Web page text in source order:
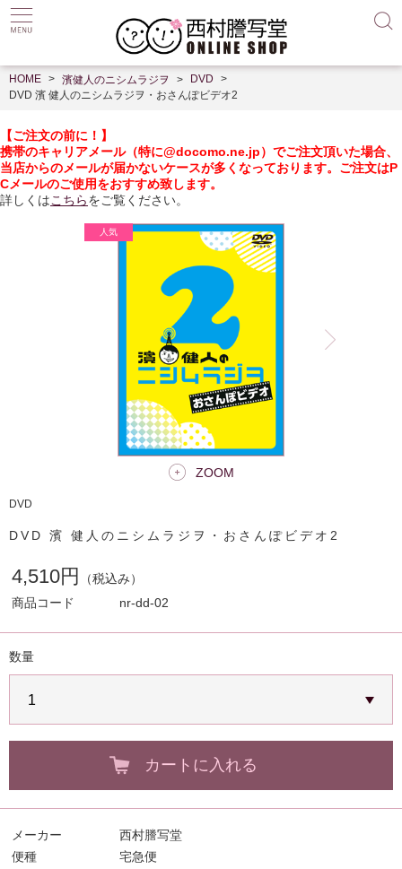
HOME 濱健人のニシムラジヲ
DVD
DVD 濱 健人のニシムラジヲ・おさんぽビデオ2
【ご注文の前に！】
携帯のキャリアメール（特に@docomo.ne.jp） でご注文頂いた場合、
当店からのメールが届かないケースが多くなっております。ご注文はP
Cメールのご使用をおすすめ致します。
詳しくはこちらをご覧ください。
ZOOM
DVD
DVD 濱 健人のニシムラジヲ・おさんぽビデオ2
4,510円
（税込み）
商品コード
nr-dd-02
数量
カートに入れる
メーカー
西村謄写堂
便種
宅急便